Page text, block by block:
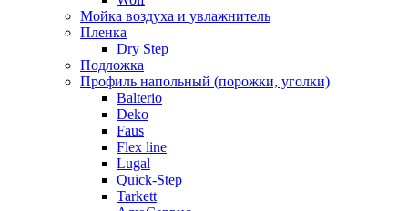
Мойка воздуха и увлажнитель
Пленка
Dry Step
Подложка
Профиль напольный (порожки, уголки)
Balterio
Deko
Faus
Flex line
Lugal
Quick-Step
Tarkett